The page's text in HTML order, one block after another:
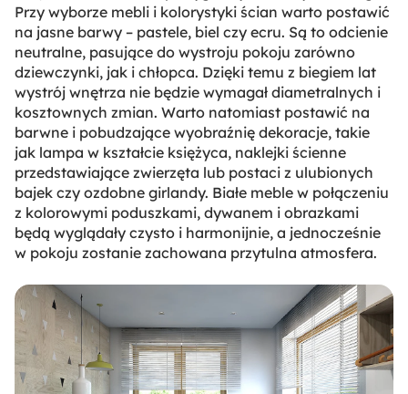
Przy wyborze mebli i kolorystyki ścian warto postawić
na jasne barwy – pastele, biel czy ecru. Są to odcienie
neutralne, pasujące do wystroju pokoju zarówno
dziewczynki, jak i chłopca. Dzięki temu z biegiem lat
wystrój wnętrza nie będzie wymagał diametralnych i
kosztownych zmian. Warto natomiast postawić na
barwne i pobudzające wyobraźnię dekoracje, takie
jak lampa w kształcie księżyca, naklejki ścienne
przedstawiające zwierzęta lub postaci z ulubionych
bajek czy ozdobne girlandy. Białe meble w połączeniu
z kolorowymi poduszkami, dywanem i obrazkami
będą wyglądały czysto i harmonijnie, a jednocześnie
w pokoju zostanie zachowana przytulna atmosfera.